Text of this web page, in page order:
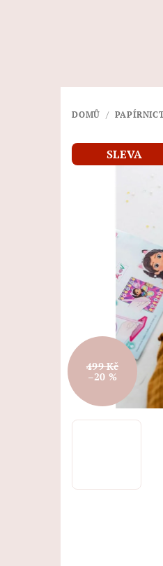
DOMŮ /
SLEVA
499 Kč
–20 %